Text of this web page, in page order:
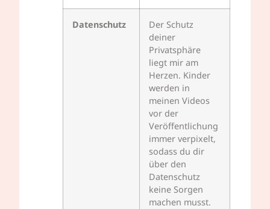
Datenschutz
Der Schutz
deiner
Privatsphäre
liegt mir am
Herzen. Kinder
werden in
meinen Videos
vor der
Veröffentlichung
immer verpixelt,
sodass du dir
über den
Datenschutz
keine Sorgen
machen musst.